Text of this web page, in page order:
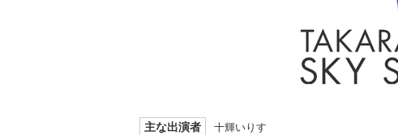
主な出演者 十輝いりす